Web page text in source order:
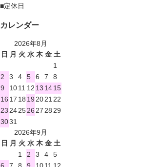
■定休日
カレンダー
2026年8月
日 月 火 水 木 金 土
1
2
3 4 5 6 7
8
9
1011 12 13 1415
16 17 18 19202122
23242526272829
3031
2026年9月
日 月 火 水 木 金 土
1
2 3 4
5